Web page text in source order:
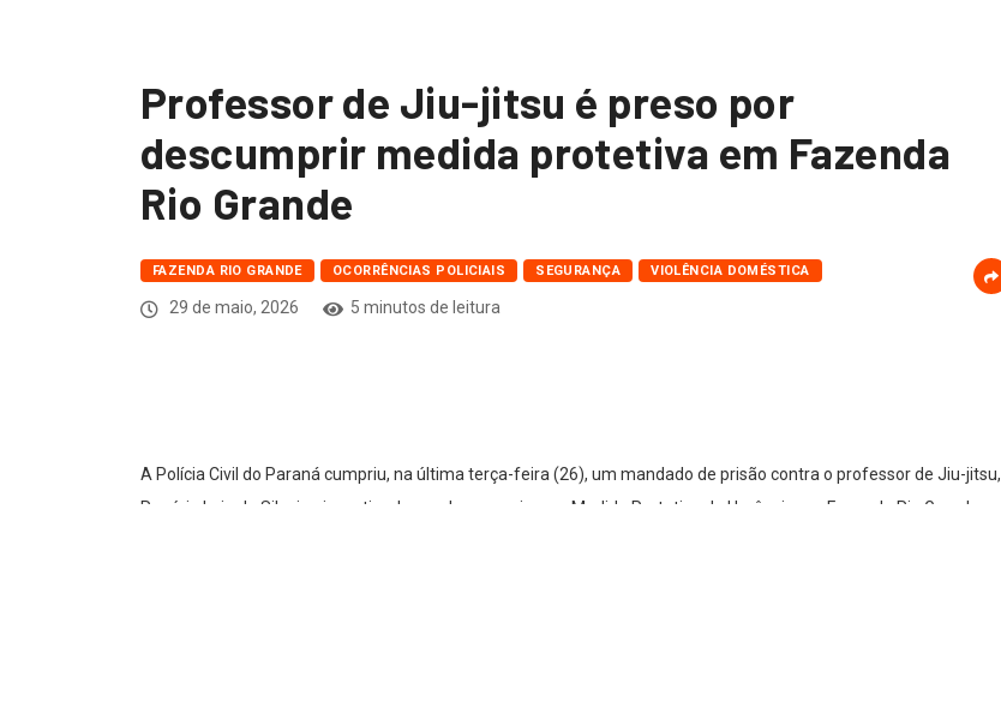
Professor de Jiu-jitsu é preso por
descumprir medida protetiva em Fazenda
Rio Grande
FAZENDA RIO GRANDE OCORRÊNCIAS POLICIAIS SEGURANÇA VIOLÊNCIA DOMÉSTICA
29 de maio, 2026 5 minutos de leitura
A Polícia Civil do Paraná cumpriu, na última terça-feira (26), um mandado de prisão contra o professor de Jiu-jitsu,
Rogério Luiz da Silveira, investigado por descumprir uma Medida Protetiva de Urgência em Fazenda Rio Grande.